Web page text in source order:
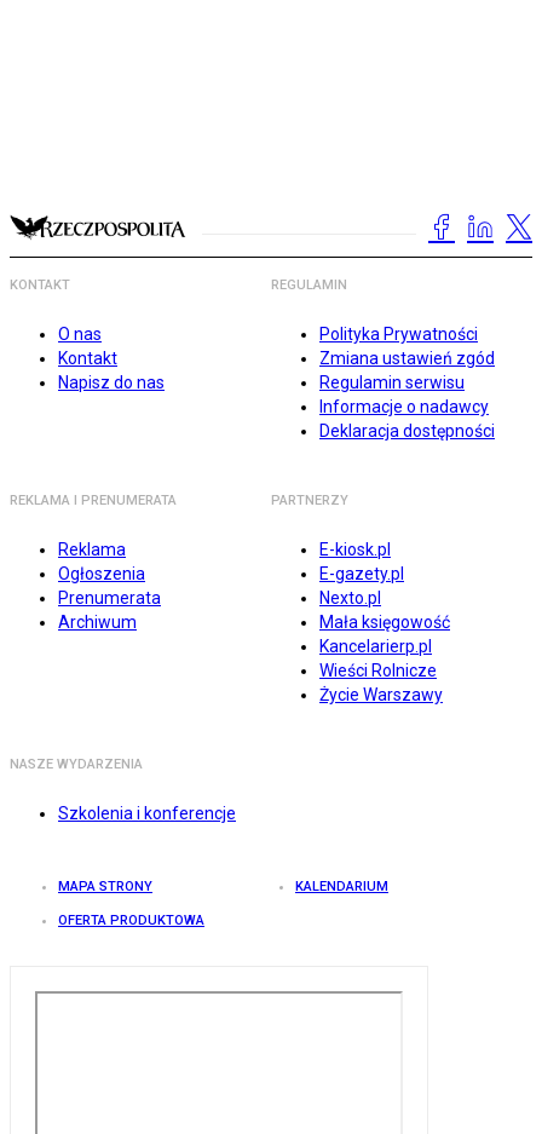
KONTAKT
O nas
Kontakt
Napisz do nas
REGULAMIN
Polityka Prywatności
Zmiana ustawień zgód
Regulamin serwisu
Informacje o nadawcy
Deklaracja dostępności
REKLAMA I PRENUMERATA
Reklama
Ogłoszenia
Prenumerata
Archiwum
PARTNERZY
E-kiosk.pl
E-gazety.pl
Nexto.pl
Mała księgowość
Kancelarierp.pl
Wieści Rolnicze
Życie Warszawy
NASZE WYDARZENIA
Szkolenia i konferencje
MAPA STRONY KALENDARIUM
OFERTA PRODUKTOWA